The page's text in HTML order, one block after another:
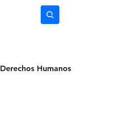
Derechos Humanos